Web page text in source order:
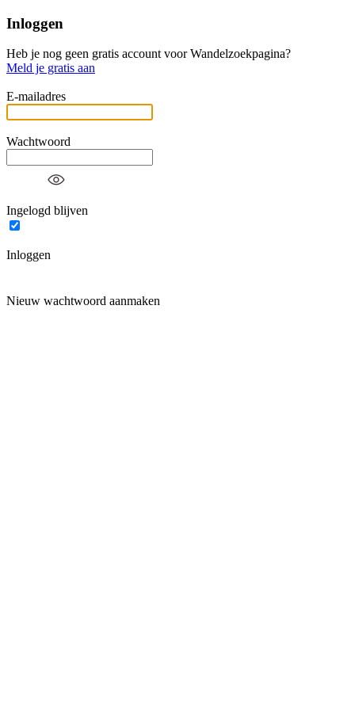
Inloggen
Heb je nog geen gratis account voor Wandelzoekpagina?
Meld je gratis aan
E-mailadres
Wachtwoord
Ingelogd blijven
Inloggen
Nieuw wachtwoord aanmaken